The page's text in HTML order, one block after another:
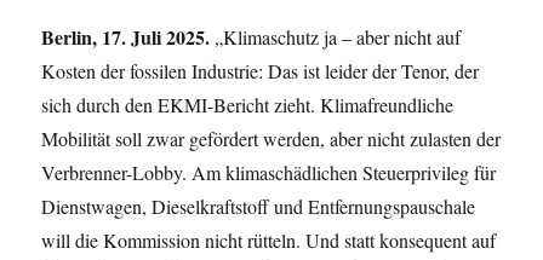
Berlin, 17. Juli 2025. „Klimaschutz ja – aber nicht auf
Kosten der fossilen Industrie: Das ist leider der Tenor, der
sich durch den EKMI-Bericht zieht. Klimafreundliche
Mobilität soll zwar gefördert werden, aber nicht zulasten der
Verbrenner-Lobby. Am klimaschädlichen Steuerprivileg für
Dienstwagen, Dieselkraftstoff und Entfernungspauschale
will die Kommission nicht rütteln. Und statt konsequent auf